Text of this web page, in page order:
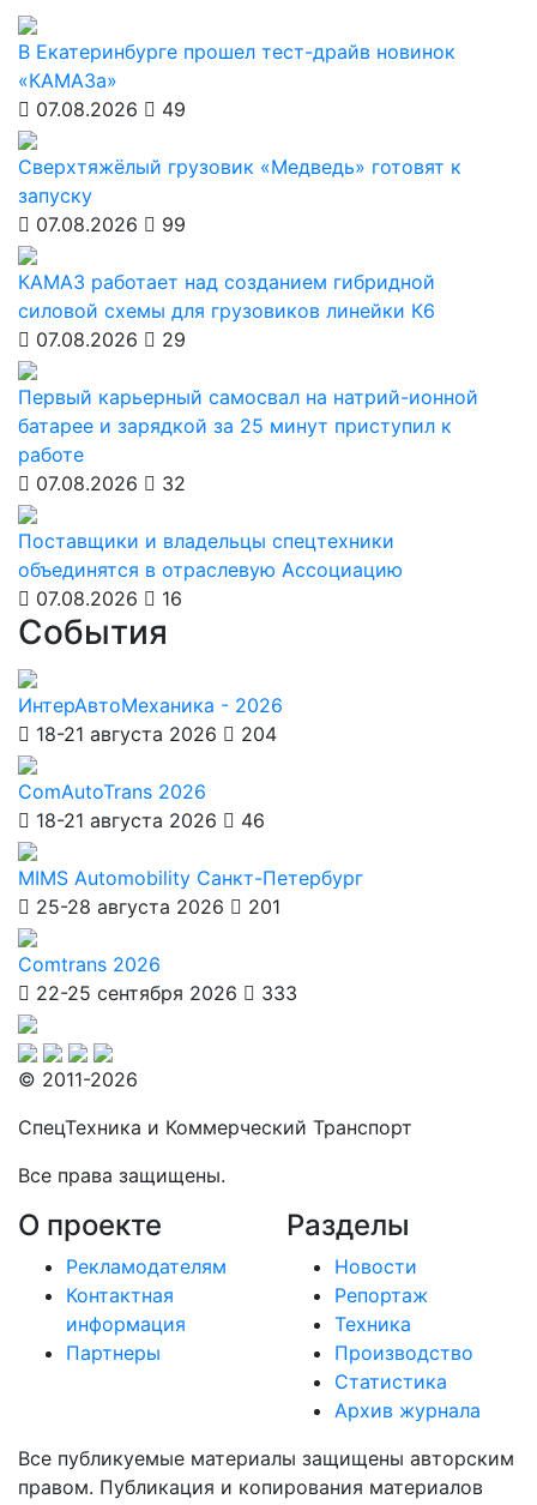
В Екатеринбурге прошел тест-драйв новинок
«КАМАЗа»
07.08.2026
49
Сверхтяжёлый грузовик «Медведь» готовят к
запуску
07.08.2026
99
КАМАЗ работает над созданием гибридной
силовой схемы для грузовиков линейки К6
07.08.2026
29
Первый карьерный самосвал на натрий-ионной
батарее и зарядкой за 25 минут приступил к
работе
07.08.2026
32
Поставщики и владельцы спецтехники
объединятся в отраслевую Ассоциацию
07.08.2026
16
События
ИнтерАвтоМеханика - 2026
18-21 августа 2026
204
ComAutoTrans 2026
18-21 августа 2026
46
MIMS Automobility Санкт-Петербург
25-28 августа 2026
201
Comtrans 2026
22-25 сентября 2026
333
© 2011-2026
СпецТехника и Коммерческий Транспорт
Все права защищены.
О проекте
Рекламодателям
Контактная
информация
Партнеры
Разделы
Новости
Репортаж
Техника
Производство
Статистика
Архив журнала
Все публикуемые материалы защищены авторским
правом. Публикация и копирования материалов